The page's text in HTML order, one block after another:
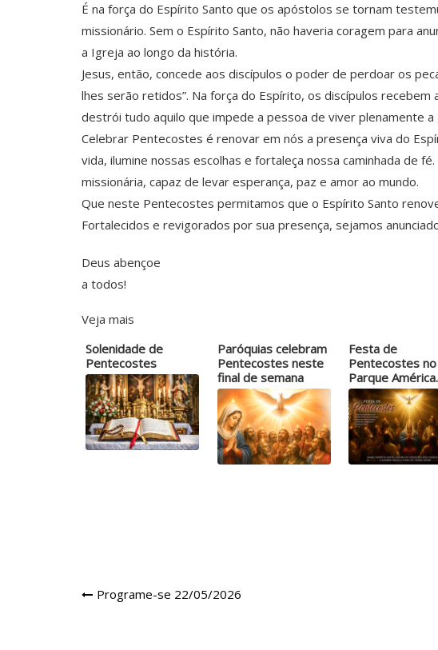
É na força do Espírito Santo que os apóstolos se tornam
missionário. Sem o Espírito Santo, não haveria coragem para
a Igreja ao longo da história.
Jesus, então, concede aos discípulos o poder de perdoar os
lhes serão retidos”. Na força do Espírito, os discípulos
destrói tudo aquilo que impede a pessoa de viver plenamente a
Celebrar Pentecostes é renovar em nós a presença viva do
vida, ilumine nossas escolhas e fortaleça nossa caminhada de
missionária, capaz de levar esperança, paz e amor ao mundo.
Que neste Pentecostes permitamos que o Espírito Santo
Fortalecidos e revigorados por sua presença, sejamos
Deus abençoe
a todos!
Veja mais
Solenidade de
Pentecostes
Paróquias celebram
Pentecostes neste
final de semana
Festa de
Pentecostes no
Parque América
começa nesta
Navegação
Programe-se 22/05/2026